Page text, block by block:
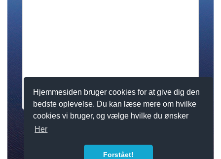
Hjemmesiden bruger cookies for at give dig den
bedste oplevelse. Du kan læse mere om hvilke
cookies vi bruger, og vælge hvilke du ønsker
Her
Forstået!